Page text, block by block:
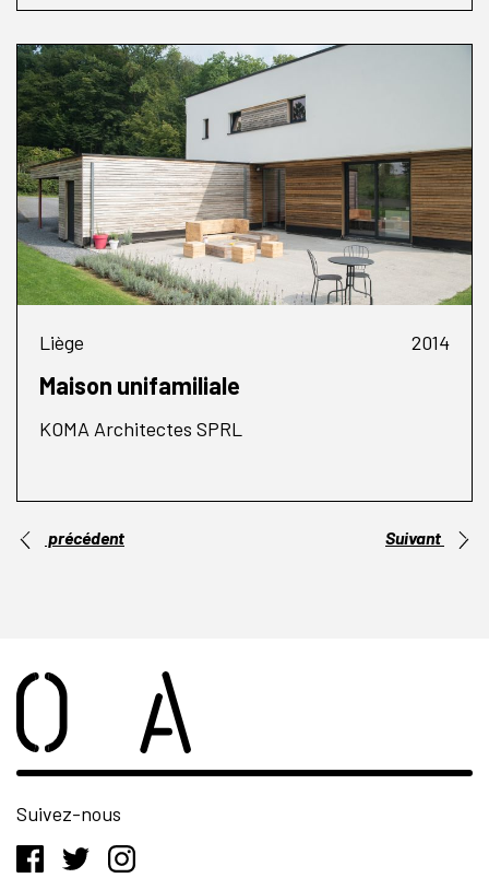
Liège 2014
Maison unifamiliale
KOMA Architectes SPRL
précédent Suivant
Suivez-nous